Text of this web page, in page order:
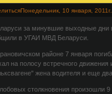
Понедельник, 10 января,
за минувшие выходные дни
в УГАИ МВД Беларуси.
районе 7 января
на полосу встречного
жена водителя и еще
столкновения произошли